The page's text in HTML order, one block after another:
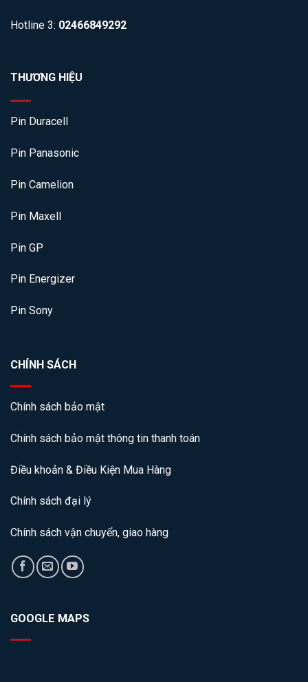
Hotline 3: 02466849292
THƯƠNG HIỆU
Pin Duracell
Pin Panasonic
Pin Camelion
Pin Maxell
Pin GP
Pin Energizer
Pin Sony
CHÍNH SÁCH
Chính sách bảo mật
Chính sách bảo mật thông tin thanh toán
Điều khoản & Điều Kiện Mua Hàng
Chính sách đại lý
Chính sách vận chuyển, giao hàng
GOOGLE MAPS